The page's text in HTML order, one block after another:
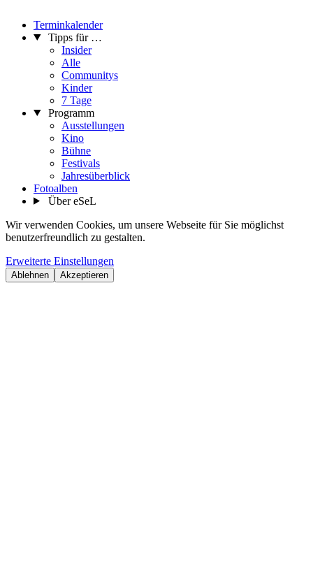
Terminkalender
Tipps für …
Insider
Alle
Communitys
Kinder
7 Tage
Programm
Ausstellungen
Kino
Bühne
Festivals
Jahresüberblick
Fotoalben
Über eSeL
Wir verwenden Cookies, um unsere Webseite für Sie möglichst
benutzerfreundlich zu gestalten.
Erweiterte Einstellungen
Ablehnen Akzeptieren